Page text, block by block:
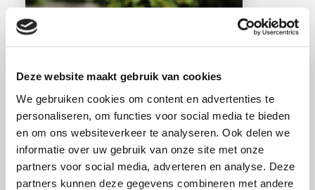
Deze website maakt gebruik van cookies
We gebruiken cookies om content en advertenties te
personaliseren, om functies voor social media te bieden
en om ons websiteverkeer te analyseren. Ook delen we
informatie over uw gebruik van onze site met onze
partners voor social media, adverteren en analyse. Deze
partners kunnen deze gegevens combineren met andere